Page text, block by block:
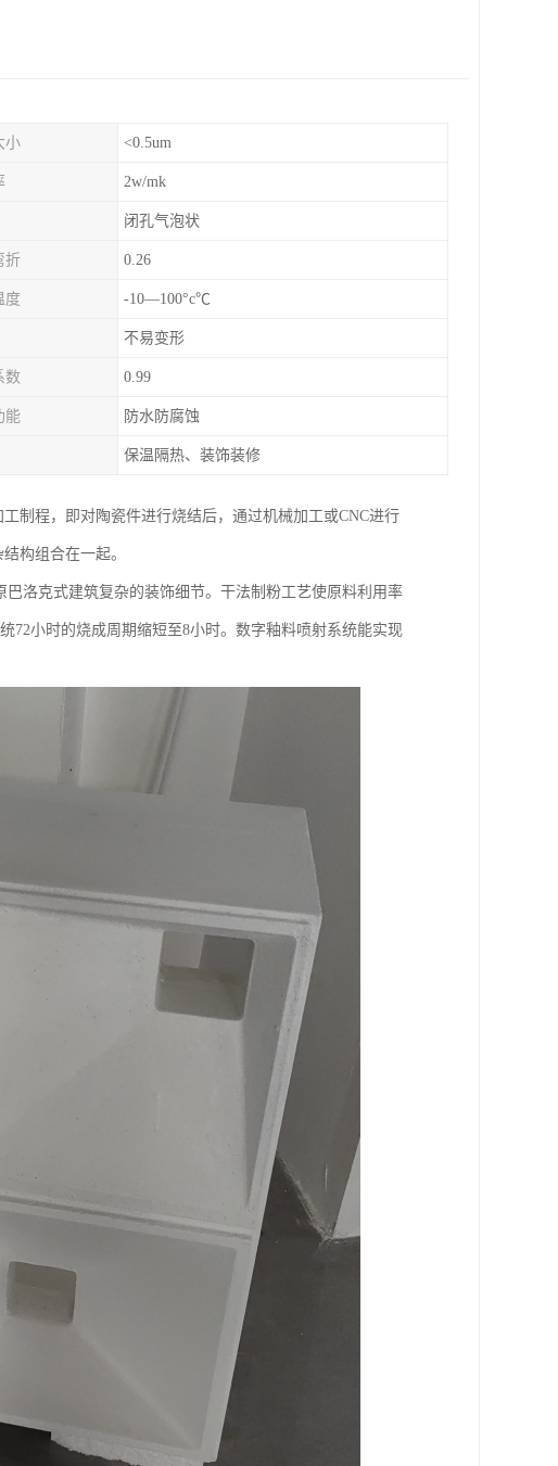
小 <0.5um
2w/mk
闭孔气泡状
折 0.26
度 -10—100°c℃
不易变形
数 0.99
能 防水防腐蚀
保温隔热、装饰装修
制程，即对陶瓷件进行烧结后，通过机械加工或CNC进行
构组合在一起。
洛克式建筑复杂的装饰细节。干法制粉工艺使原料利用率
72小时的烧成周期缩短至8小时。数字釉料喷射系统能实现